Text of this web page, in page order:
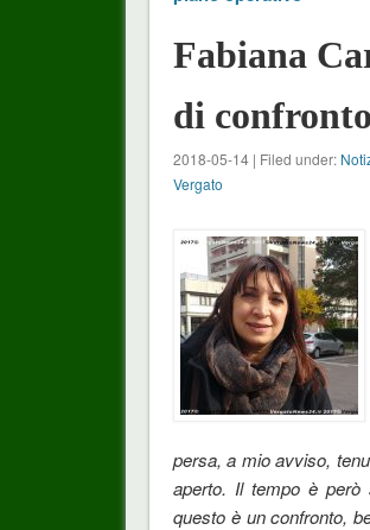
Fabiana
di
2018-05-14 | Filed under:
Vergato
persa, a mio avviso,
aperto. Il tempo è però
questo è un confronto,